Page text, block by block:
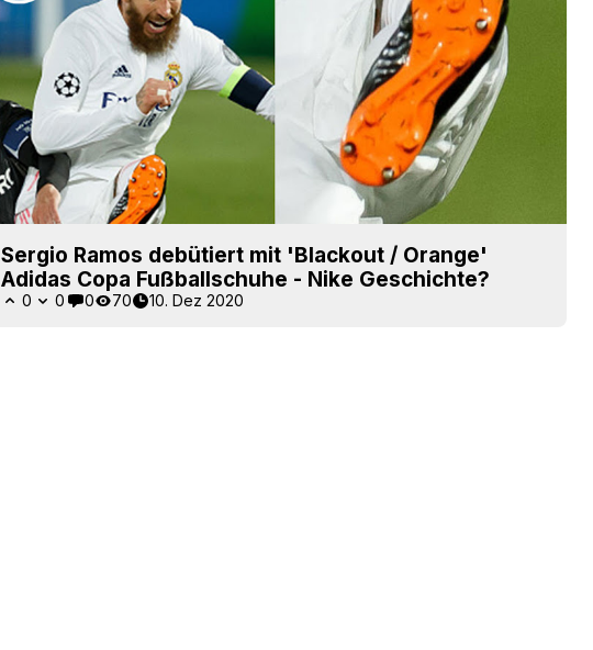
Sergio Ramos debütiert mit 'Blackout / Orange'
Adidas Copa Fußballschuhe - Nike Geschichte?
0 0 0 70 10. Dez 2020